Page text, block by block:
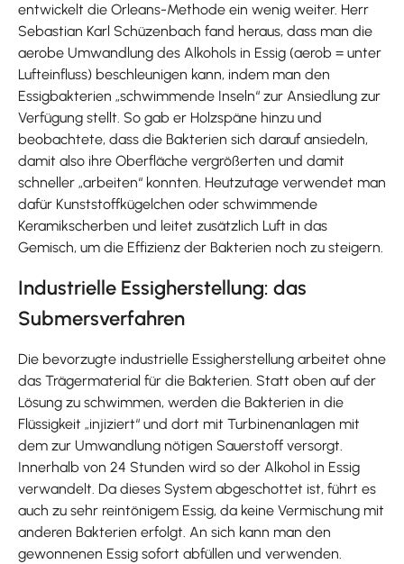
entwickelt die Orleans-Methode ein wenig weiter. Herr
Sebastian Karl Schüzenbach fand heraus, dass man die
aerobe Umwandlung des Alkohols in Essig (aerob = unter
Lufteinfluss) beschleunigen kann, indem man den
Essigbakterien „schwimmende Inseln“ zur Ansiedlung zur
Verfügung stellt. So gab er Holzspäne hinzu und
beobachtete, dass die Bakterien sich darauf ansiedeln,
damit also ihre Oberfläche vergrößerten und damit
schneller „arbeiten“ konnten. Heutzutage verwendet man
dafür Kunststoffkügelchen oder schwimmende
Keramikscherben und leitet zusätzlich Luft in das
Gemisch, um die Effizienz der Bakterien noch zu steigern.
Industrielle Essigherstellung: das
Submersverfahren
Die bevorzugte industrielle Essigherstellung arbeitet ohne
das Trägermaterial für die Bakterien. Statt oben auf der
Lösung zu schwimmen, werden die Bakterien in die
Flüssigkeit „injiziert“ und dort mit Turbinenanlagen mit
dem zur Umwandlung nötigen Sauerstoff versorgt.
Innerhalb von 24 Stunden wird so der Alkohol in Essig
verwandelt. Da dieses System abgeschottet ist, führt es
auch zu sehr reintönigem Essig, da keine Vermischung mit
anderen Bakterien erfolgt. An sich kann man den
gewonnenen Essig sofort abfüllen und verwenden.